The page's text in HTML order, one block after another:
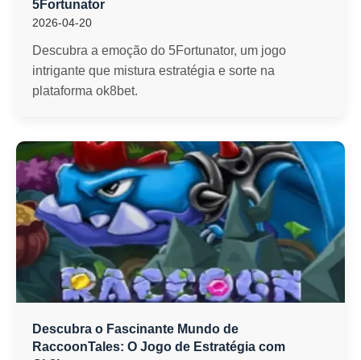
5Fortunator
2026-04-20
Descubra a emoção do 5Fortunator, um jogo
intrigante que mistura estratégia e sorte na
plataforma ok8bet.
Descubra o Fascinante Mundo de
RaccoonTales: O Jogo de Estratégia com